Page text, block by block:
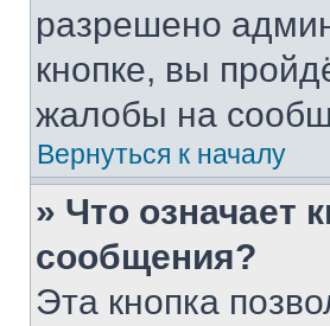
разрешено
кнопке, вы
жалобы на
Вернуться к началу
» Что означает
сообщения?
Эта кнопка